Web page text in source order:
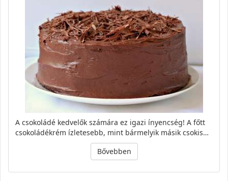
A csokoládé kedvelők számára ez igazi ínyencség! A főtt
csokoládékrém ízletesebb, mint bármelyik másik csokis…
Bővebben